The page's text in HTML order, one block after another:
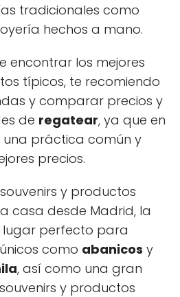
tradicionales como
hechos a mano.
encontrar los mejores
típicos, te recomiendo
y comparar precios y
de regatear, ya que en
una práctica común y
precios.
y productos
casa desde Madrid, la
lugar perfecto para
como abanicos y
, así como una gran
y productos